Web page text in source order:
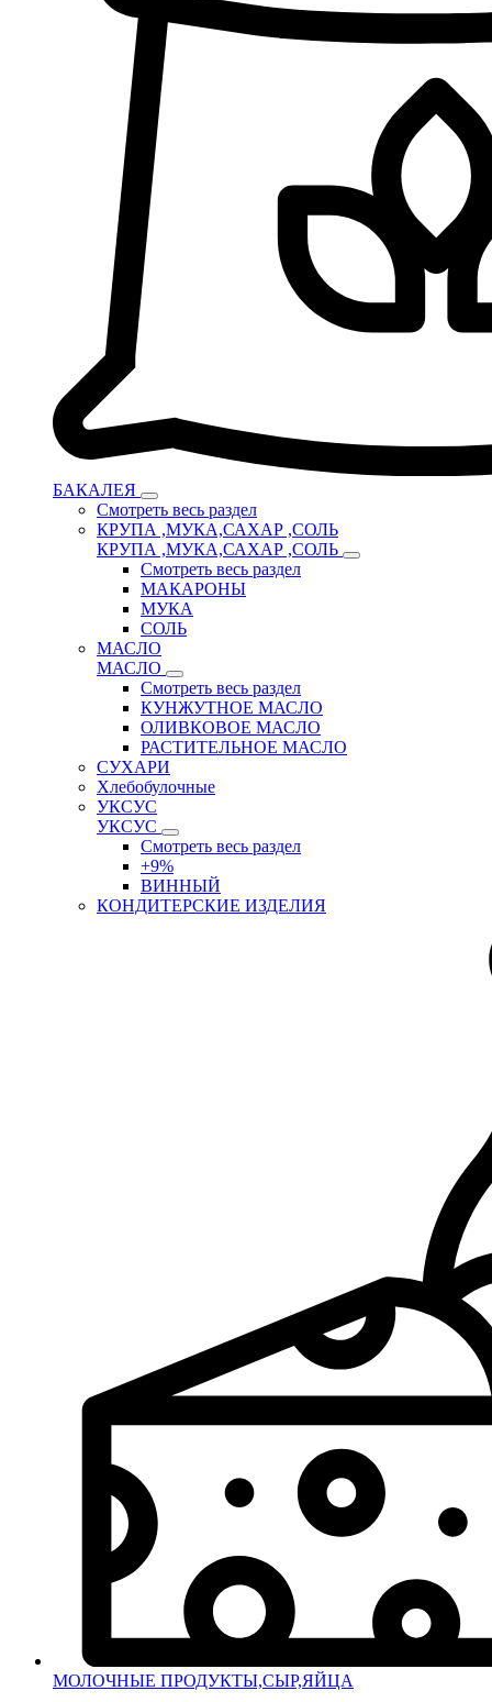
БАКАЛЕЯ
Смотреть весь раздел
КРУПА ,МУКА,САХАР ,СОЛЬ
КРУПА ,МУКА,САХАР ,СОЛЬ
Смотреть весь раздел
МАКАРОНЫ
МУКА
СОЛЬ
МАСЛО
МАСЛО
Смотреть весь раздел
КУНЖУТНОЕ МАСЛО
ОЛИВКОВОЕ МАСЛО
РАСТИТЕЛЬНОЕ МАСЛО
СУХАРИ
Хлебобулочные
УКСУС
УКСУС
Смотреть весь раздел
+9%
ВИННЫЙ
КОНДИТЕРСКИЕ ИЗДЕЛИЯ
МОЛОЧНЫЕ ПРОДУКТЫ,СЫР,ЯЙЦА